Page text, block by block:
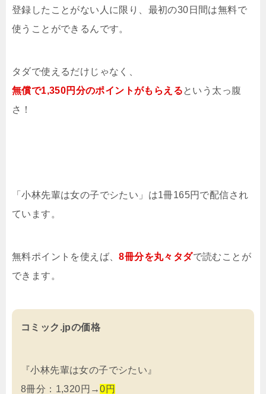
登録したことがない人に限り、最初の30日間は無料で
使うことができるんです。
タダで使えるだけじゃなく、
無償で1,350円分のポイントがもらえるという太っ腹
さ！
「小林先輩は女の子でシたい」は1冊165円で配信され
ています。
無料ポイントを使えば、8冊分を丸々タダで読むことが
できます。
コミック.jpの価格
『小林先輩は女の子でシたい』
8冊分：1,320円→0円